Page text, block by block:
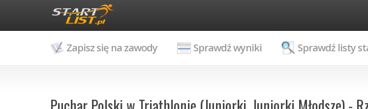
Zapisz się na zawody Sprawdź wyniki Sprawdź listy